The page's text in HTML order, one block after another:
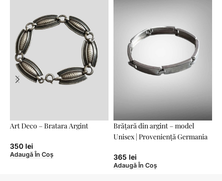
Art Deco – Bratara Argint
350 lei
Adaugă În Coș
Brățară din argint – model
Unisex | Proveniență Germania
365 lei
Adaugă În Coș